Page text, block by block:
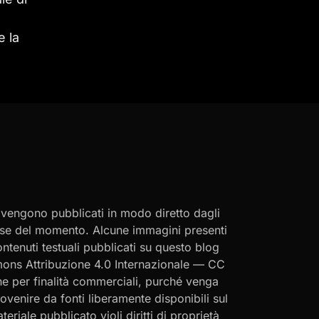
la
pubblicati in modo diretto dagli
del momento. Alcune immagini presenti
testuali pubblicati su questo blog
Attribuzione 4.0 Internazionale — CC
per finalità commerciali, purché venga
da fonti liberamente disponibili sul
pubblicato violi diritti di proprietà